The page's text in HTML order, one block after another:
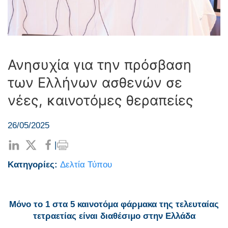
Ανησυχία για την πρόσβαση
των Ελλήνων ασθενών σε
νέες, καινοτόμες θεραπείες
26/05/2025
Κατηγορίες: Δελτία Τύπου
Mόνο το 1 στα 5 καινοτόμα φάρμακα της τελευταίας
τετραετίας είναι διαθέσιμο στην Ελλάδα